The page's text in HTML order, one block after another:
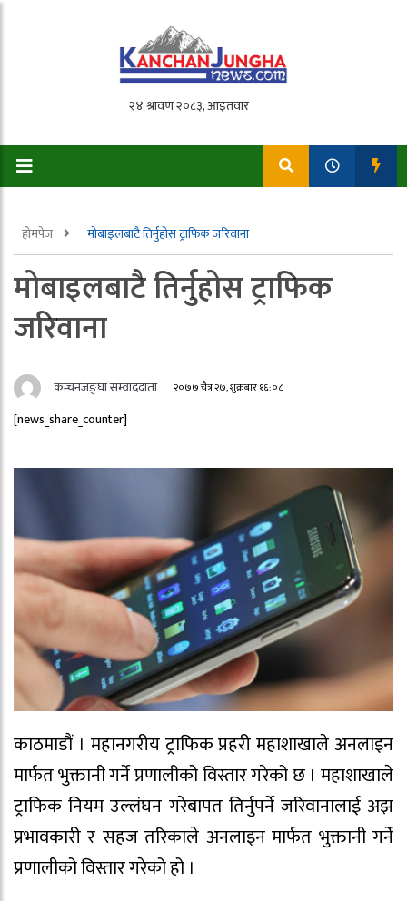
होमपेज मोबाइलबाटै तिर्नुहोस ट्राफिक जरिवाना
मोबाइलबाटै तिर्नुहोस ट्राफिक
जरिवाना
कन्चनजङ्घा सम्वाददाता २०७७ चैत्र २७, शुक्रबार १६:०८
[news_share_counter]
काठमाडौं । महानगरीय ट्राफिक प्रहरी महाशाखाले अनलाइन
मार्फत भुक्तानी गर्ने प्रणालीको विस्तार गरेको छ । महाशाखाले
ट्राफिक नियम उल्लंघन गरेबापत तिर्नुपर्ने जरिवानालाई अझ
प्रभावकारी र सहज तरिकाले अनलाइन मार्फत भुक्तानी गर्ने
प्रणालीको विस्तार गरेको हो ।